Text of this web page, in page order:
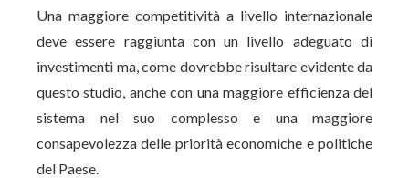
Una maggiore competitività a livello internazionale
deve essere raggiunta con un livello adeguato di
investimenti ma, come dovrebbe risultare evidente da
questo studio, anche con una maggiore efficienza del
sistema nel suo complesso e una maggiore
consapevolezza delle priorità economiche e politiche
del Paese.